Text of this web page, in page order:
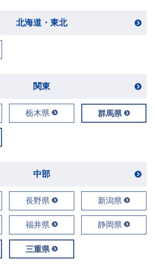
北海道・東北
関東
栃木県 群馬県
中部
長野県 新潟県
福井県 静岡県
三重県